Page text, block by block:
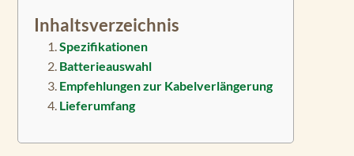
Inhaltsverzeichnis
Spezifikationen
Batterieauswahl
Empfehlungen zur Kabelverlängerung
Lieferumfang